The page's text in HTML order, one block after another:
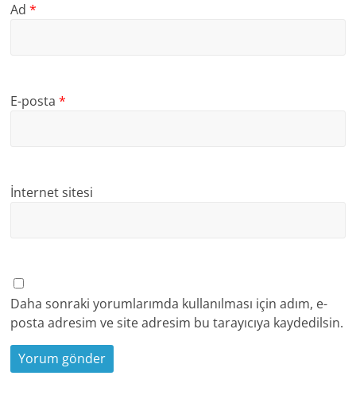
Ad*
E-posta*
İnternet sitesi
Daha sonraki yorumlarımda kullanılması için adım, e-
posta adresim ve site adresim bu tarayıcıya kaydedilsin.